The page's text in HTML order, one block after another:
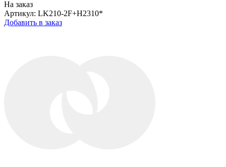
На заказ
Артикул: LK210-2F+H2310*
Добавить в заказ